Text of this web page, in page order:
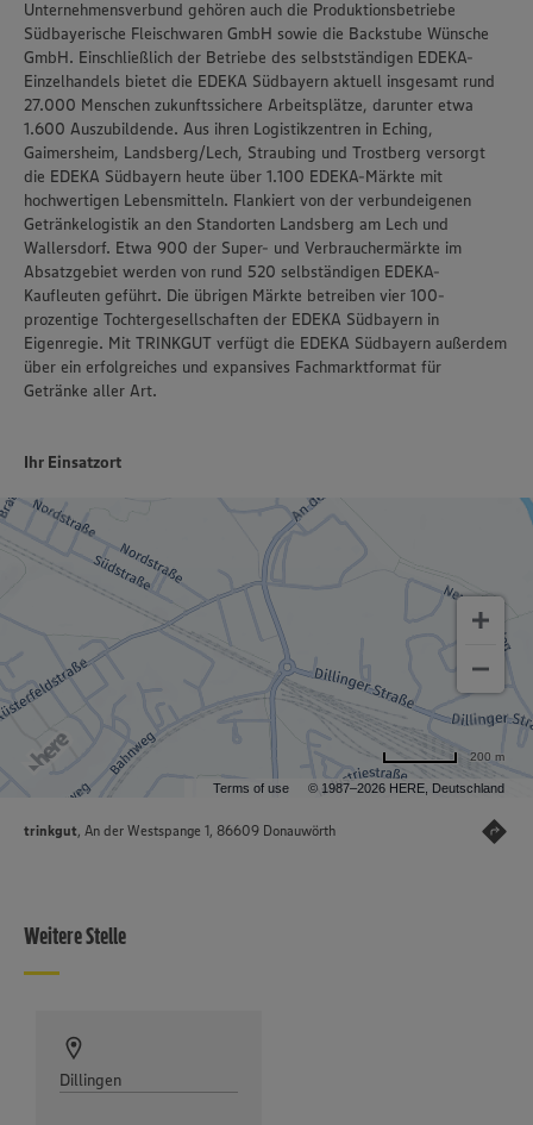
Unternehmensverbund gehören auch die Produktionsbetriebe
Südbayerische Fleischwaren GmbH sowie die Backstube Wünsche
GmbH. Einschließlich der Betriebe des selbstständigen EDEKA-
Einzelhandels bietet die EDEKA Südbayern aktuell insgesamt rund
27.000 Menschen zukunftssichere Arbeitsplätze, darunter etwa
1.600 Auszubildende. Aus ihren Logistikzentren in Eching,
Gaimersheim, Landsberg/Lech, Straubing und Trostberg versorgt
die EDEKA Südbayern heute über 1.100 EDEKA-Märkte mit
hochwertigen Lebensmitteln. Flankiert von der verbundeigenen
Getränkelogistik an den Standorten Landsberg am Lech und
Wallersdorf. Etwa 900 der Super- und Verbrauchermärkte im
Absatzgebiet werden von rund 520 selbständigen EDEKA-
Kaufleuten geführt. Die übrigen Märkte betreiben vier 100-
prozentige Tochtergesellschaften der EDEKA Südbayern in
Eigenregie. Mit TRINKGUT verfügt die EDEKA Südbayern außerdem
über ein erfolgreiches und expansives Fachmarktformat für
Getränke aller Art.
Ihr Einsatzort
Terms of use © 1987–2026 HERE, Deutschland
200 m
trinkgut, An der Westspange 1, 86609 Donauwörth
Weitere Stelle
Dillingen